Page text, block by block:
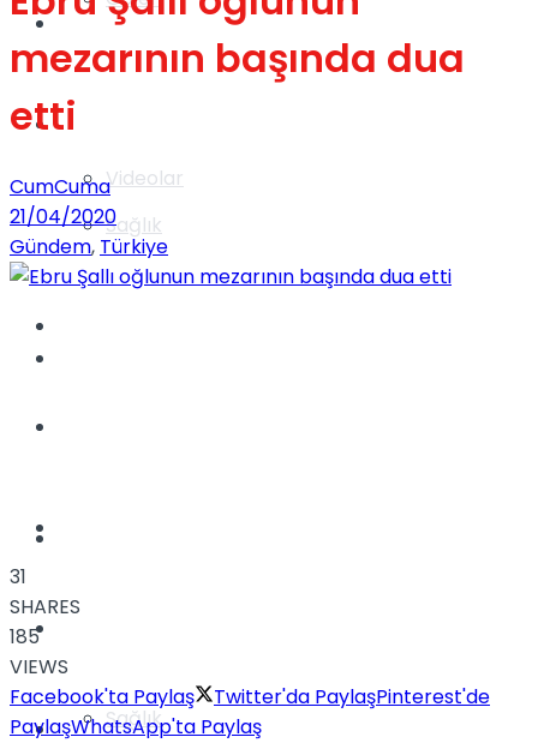
Videolar
Sağlık
Gündem
Yaşam
Sağlık
Müzik
mezarının başında dua
etti
CumCuma
21/04/2020
Gündem, Türkiye
31
SHARES
185
VIEWS
Facebook'ta Paylaş
Twitter'da PaylaşPinterest'de
PaylaşWhatsApp'ta Paylaş